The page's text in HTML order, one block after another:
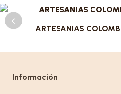
ARTESANIAS
Información